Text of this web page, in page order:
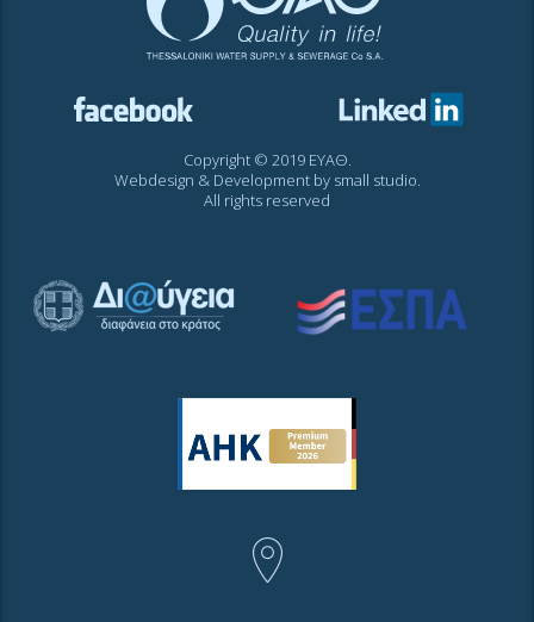
Copyright © 2019 ΕΥΑΘ.
Webdesign & Development by small studio.
All rights reserved